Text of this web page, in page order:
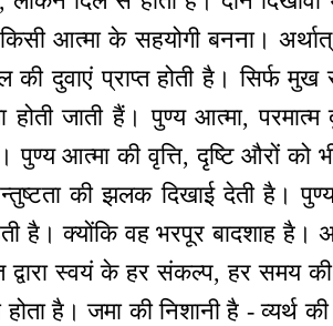
आत्मा के सहयोगी बनना।
दुवाएं प्राप्त होती है। सिर्फ
होती जाती हैं। पुण्य आत्मा,
पुण्य आत्मा की वृत्ति, दृष्टि औरों को
की झलक दिखाई देती है।
है। क्योंकि वह भरपूर बादशाह
द्वारा स्वयं के हर संकल्प, हर समय
है। जमा की निशानी है - व्यर्थ